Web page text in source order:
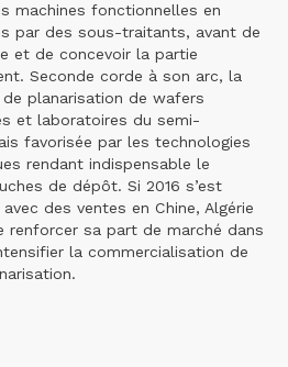
machines fonctionnelles en
par des sous-traitants, avant de
et de concevoir la partie
Seconde corde à son arc, la
planarisation de wafers
et laboratoires du semi-
favorisée par les technologies
rendant indispensable le
de dépôt. Si 2016 s’est
des ventes en Chine, Algérie
sa part de marché dans
la commercialisation de